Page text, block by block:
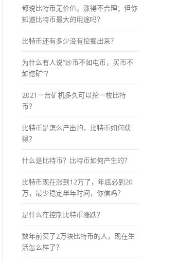
都说比特币无价值，涨得不合理；但你
知道比特币最大的用途吗？
比特币还有多少没有挖掘出来？
为什么有人说“炒币不如屯币，买币不
如挖矿”？
2021一台矿机多久可以挖一枚比特
币？
比特币是怎么产出的，比特币如何获
得？
什么是比特币？比特币如何产生的？
比特币现在涨到12万了，年底必到20
万，最少稳定半年时间，你信吗？
是什么在控制比特币涨跌？
数年前买了2万块比特币的人，现在生
活怎么样了？